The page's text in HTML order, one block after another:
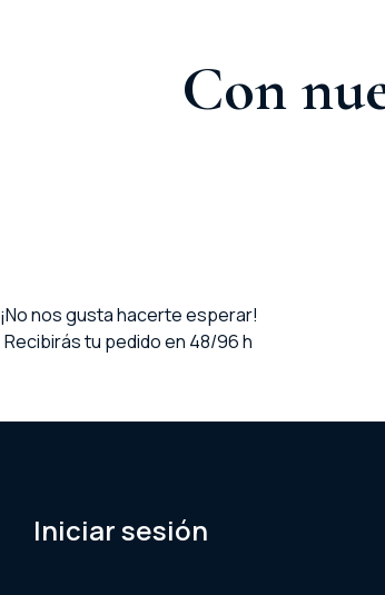
Con
¡No nos gusta hacerte esperar!
Recibirás tu pedido en 48/96 h
Iniciar sesión